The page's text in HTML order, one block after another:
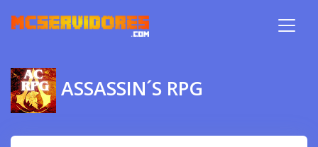
ASSASSIN´S RPG